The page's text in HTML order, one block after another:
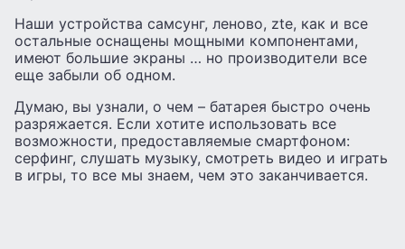
Наши устройства самсунг, леново, zte, как и все
остальные оснащены мощными компонентами,
имеют большие экраны … но производители все
еще забыли об одном.
Думаю, вы узнали, о чем – батарея быстро очень
разряжается. Если хотите использовать все
возможности, предоставляемые смартфоном:
серфинг, слушать музыку, смотреть видео и играть
в игры, то все мы знаем, чем это заканчивается.